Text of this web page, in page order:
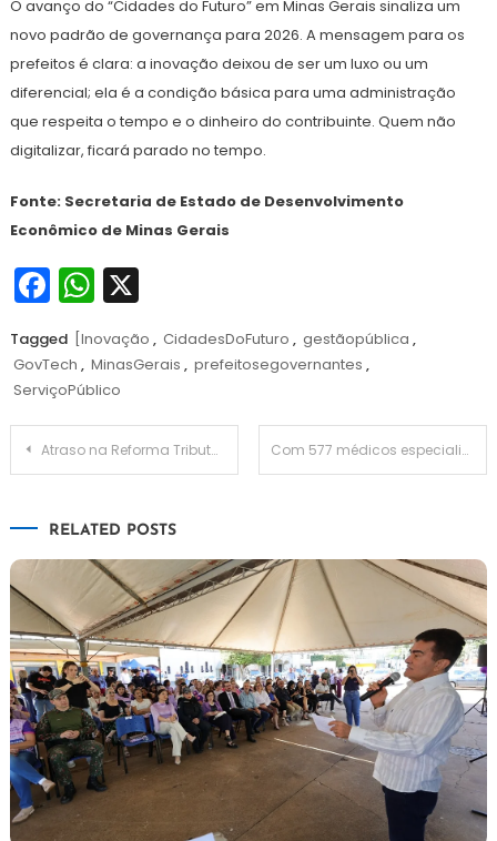
O avanço do “Cidades do Futuro” em Minas Gerais sinaliza um
novo padrão de governança para 2026. A mensagem para os
prefeitos é clara: a inovação deixou de ser um luxo ou um
diferencial; ela é a condição básica para uma administração
que respeita o tempo e o dinheiro do contribuinte. Quem não
digitalizar, ficará parado no tempo.
Fonte: Secretaria de Estado de Desenvolvimento
Econômico de Minas Gerais
Facebook
WhatsApp
X
Tagged [Inovação , CidadesDoFuturo , gestãopública ,
GovTech , MinasGerais , prefeitosegovernantes ,
ServiçoPúblico
Navegação
Atraso na Reforma Tributária: O Risco Fiscal que Ronda os Municípios em 2026 Com 577 médicos especialistas, Ministério da Saúde supera meta estabelecida pelo programa Agora Tem Especialistas
RELATED POSTS